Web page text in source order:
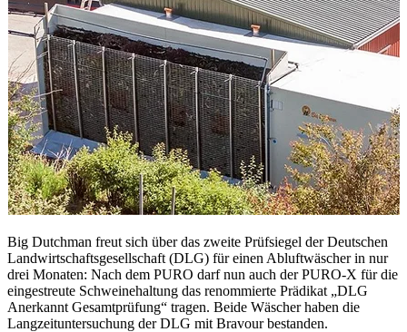
Big Dutchman freut sich über das zweite Prüfsiegel der Deutschen
Landwirtschaftsgesellschaft (DLG) für einen Abluftwäscher in nur
drei Monaten: Nach dem PURO darf nun auch der PURO-X für die
eingestreute Schweinehaltung das renommierte Prädikat „DLG
Anerkannt Gesamtprüfung“ tragen. Beide Wäscher haben die
Langzeituntersuchung der DLG mit Bravour bestanden.